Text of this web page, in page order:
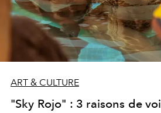
ART & CULTURE
"Sky Rojo" : 3 raisons de